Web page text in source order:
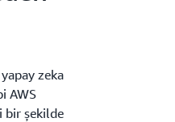
zeka
AWS
bir şekilde